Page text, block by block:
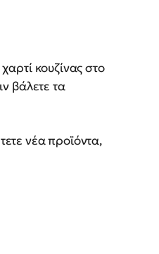
κουζίνας στο
βάλετε τα
νέα προϊόντα,